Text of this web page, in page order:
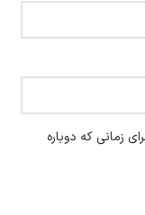
زمانی که دوباره